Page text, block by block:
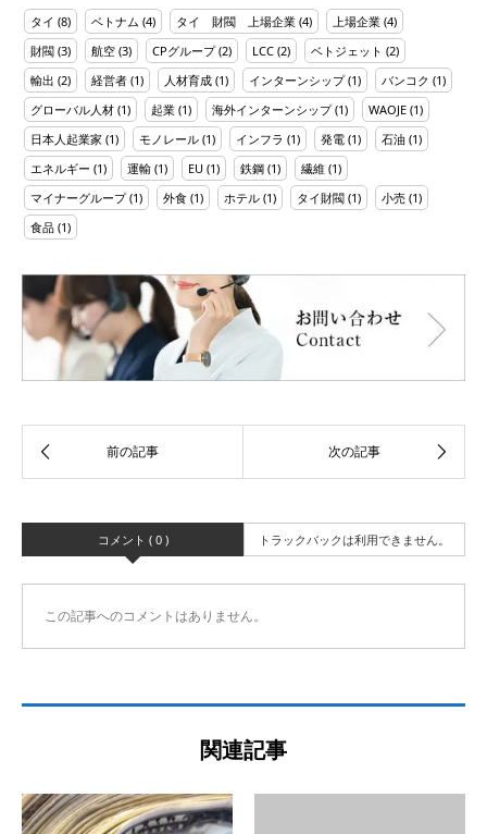
タイ (8) ベトナム (4) タイ 財閥 上場企業 (4) 上場企業 (4)
財閥 (3) 航空 (3) CPグループ(2) LCC (2) ベトジェット (2)
輸出 (2) 経営者 (1) 人材育成 (1) インターンシップ(1) バンコク (1)
グローバル人材 (1) 起業 (1) 海外インターンシップ(1) WAOJE (1)
日本人起業家 (1) モノレール (1) インフラ (1) 発電 (1) 石油 (1)
エネルギー (1) 運輸 (1) EU (1) 鉄鋼 (1) 繊維 (1)
マイナーグループ(1) 外食 (1) ホテル (1) タイ財閥 (1) 小売 (1)
食品 (1)
コメント ( 0 ) トラックバックは利用できません。
この記事へのコメントはありません。
関連記事